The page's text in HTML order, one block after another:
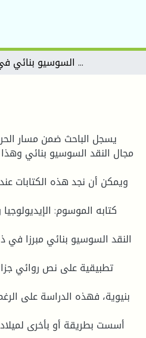
النقد السوسيو بنائي في الجزائر
يسجل الباحث ضمن مسار
مجال النقد السوسيو بنائي وهذا
ويمكن أن نجد هذه الكتابات
كتابه الموسوم:
النقد السوسيو بنائي مبرزا
تطبيقية على نص روائي
بنيوية، فهذه الدراسة على
أسست بطريقة أو بأخرى